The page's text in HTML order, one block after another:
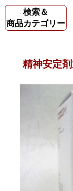
検索＆
商品カテゴリー
精神安定